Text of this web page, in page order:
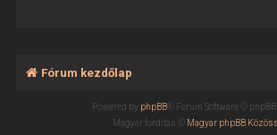
Fórum kezdőlap
Powered by phpBB® Forum Software ©
Magyar fordítás © Magyar phpBB